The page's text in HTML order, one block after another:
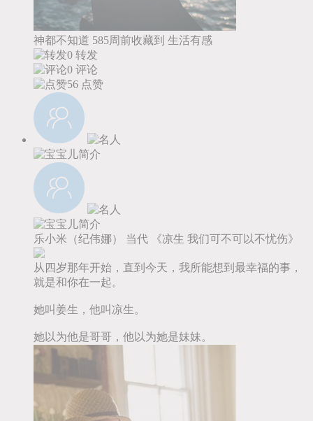
神都不知道 585周前收藏到 生活有感
0 转发
0 评论
56 点赞
乐小米（纪伟娜） 当代 《凉生 我们可不可以不忧伤》
从四岁那年开始，直到今天，我所能想到最幸福的事，
就是和你在一起。
她叫姜生，他叫凉生。
她以为他是哥哥，他以为她是妹妹。